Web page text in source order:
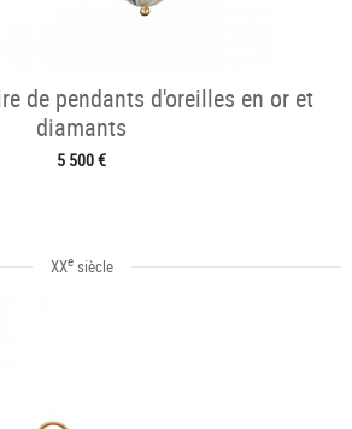
de pendants d'oreilles en or et
diamants
5 500 €
XXesiècle